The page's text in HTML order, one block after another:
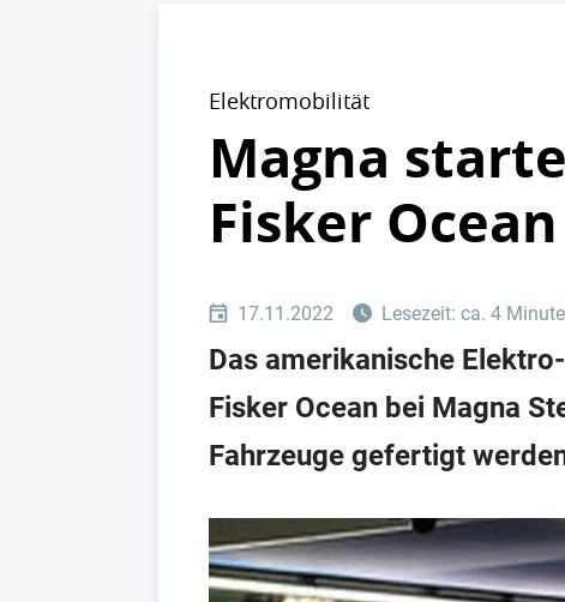
Elektromobilität
Magna
Fisker Ocean
17.11.2022 Lesezeit: ca. 4
Das amerikanische
Fisker Ocean bei Magna
Fahrzeuge gefertigt